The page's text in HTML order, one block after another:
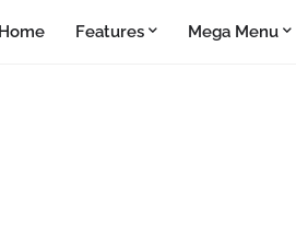
Home Features Mega Menu